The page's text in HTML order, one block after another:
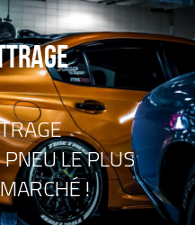
LE PLUS
!